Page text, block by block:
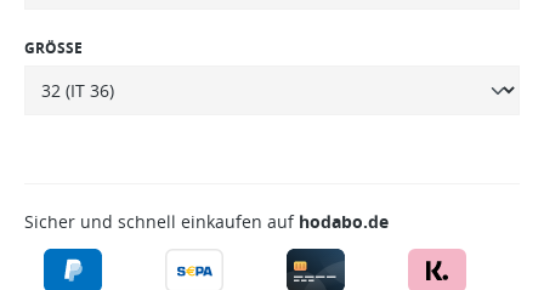
GRÖSSE
Sicher und schnell einkaufen auf hodabo.de